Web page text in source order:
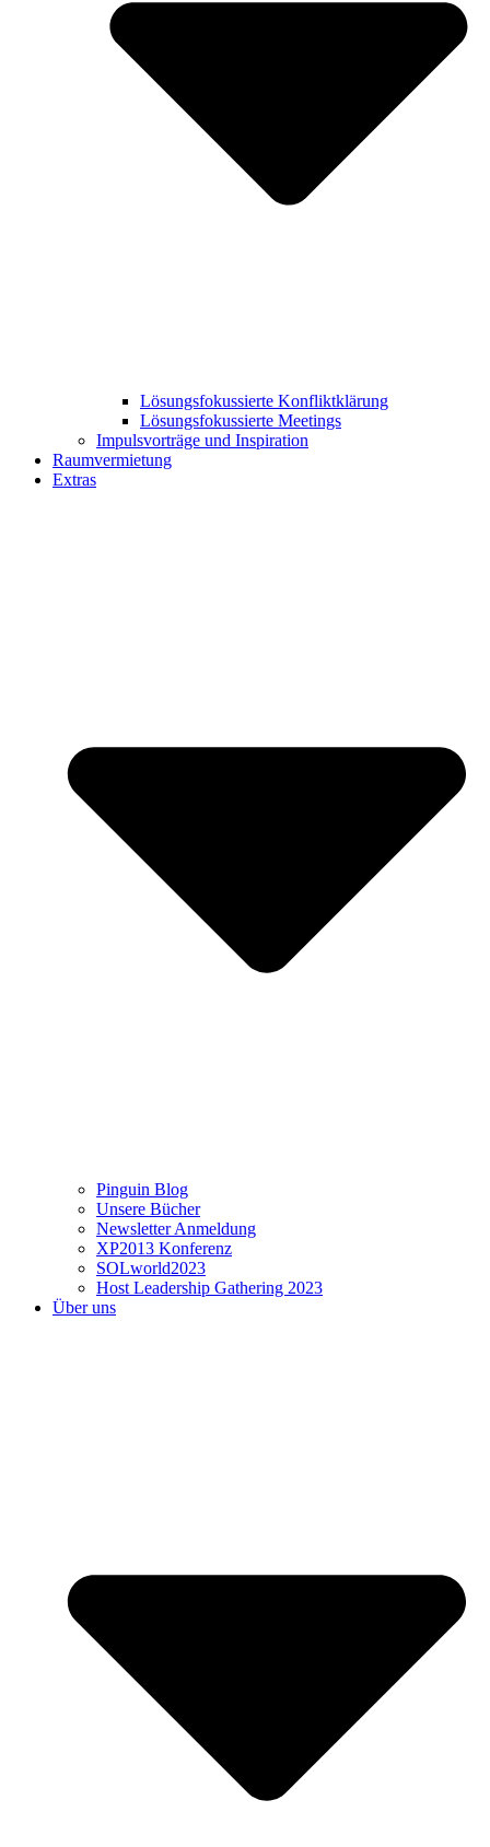
Lösungsfokussierte Konfliktklärung
Lösungsfokussierte Meetings
Impulsvorträge und Inspiration
Raumvermietung
Extras
Pinguin Blog
Unsere Bücher
Newsletter Anmeldung
XP2013 Konferenz
SOLworld2023
Host Leadership Gathering 2023
Über uns